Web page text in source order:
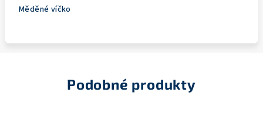
Měděné víčko
Podobné produkty